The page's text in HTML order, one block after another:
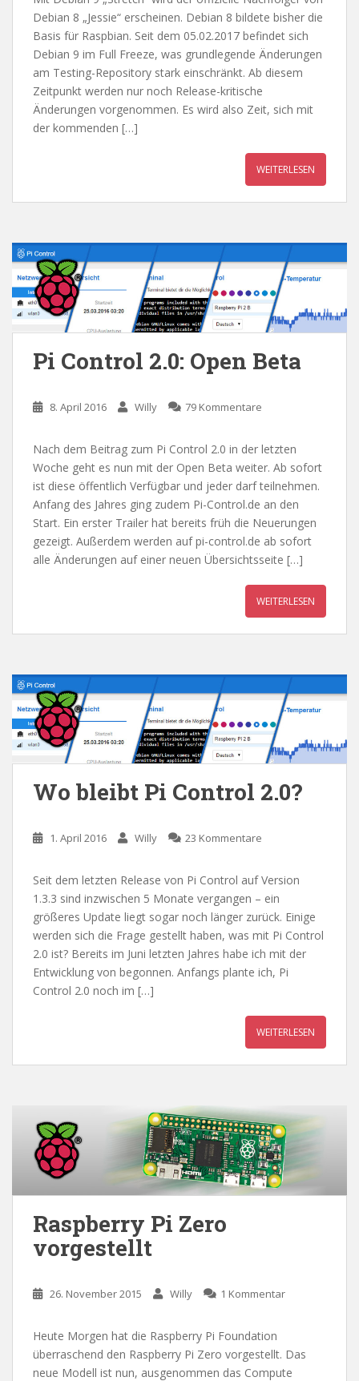
Debian 8 „Jessie“ erscheinen. Debian 8 bildete bisher die
Basis für Raspbian. Seit dem 05.02.2017 befindet sich
Debian 9 im Full Freeze, was grundlegende Änderungen
am Testing-Repository stark einschränkt. Ab diesem
Zeitpunkt werden nur noch Release-kritische
Änderungen vorgenommen. Es wird also Zeit, sich mit
der kommenden […]
WEITERLESEN
Pi Control 2.0: Open Beta
8. April 2016 Willy 79 Kommentare
Nach dem Beitrag zum Pi Control 2.0 in der letzten
Woche geht es nun mit der Open Beta weiter. Ab sofort
ist diese öffentlich Verfügbar und jeder darf teilnehmen.
Anfang des Jahres ging zudem Pi-Control.de an den
Start. Ein erster Trailer hat bereits früh die Neuerungen
gezeigt. Außerdem werden auf pi-control.de ab sofort
alle Änderungen auf einer neuen Übersichtsseite […]
WEITERLESEN
Wo bleibt Pi Control 2.0?
1. April 2016 Willy 23 Kommentare
Seit dem letzten Release von Pi Control auf Version
1.3.3 sind inzwischen 5 Monate vergangen – ein
größeres Update liegt sogar noch länger zurück. Einige
werden sich die Frage gestellt haben, was mit Pi Control
2.0 ist? Bereits im Juni letzten Jahres habe ich mit der
Entwicklung von begonnen. Anfangs plante ich, Pi
Control 2.0 noch im […]
WEITERLESEN
Raspberry Pi Zero
vorgestellt
26. November 2015 Willy 1 Kommentar
Heute Morgen hat die Raspberry Pi Foundation
überraschend den Raspberry Pi Zero vorgestellt. Das
neue Modell ist nun, ausgenommen das Compute